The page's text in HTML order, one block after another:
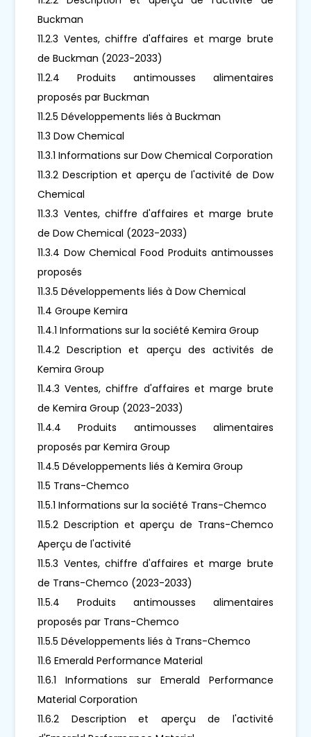
Buckman
11.2.3 Ventes, chiffre d'affaires et marge brute
de Buckman (2023-2033)
11.2.4 Produits antimousses alimentaires
proposés par Buckman
11.2.5 Développements liés à Buckman
11.3 Dow Chemical
11.3.1 Informations sur Dow Chemical Corporation
11.3.2 Description et aperçu de l'activité de Dow
Chemical
11.3.3 Ventes, chiffre d'affaires et marge brute
de Dow Chemical (2023-2033)
11.3.4 Dow Chemical Food Produits antimousses
proposés
11.3.5 Développements liés à Dow Chemical
11.4 Groupe Kemira
11.4.1 Informations sur la société Kemira Group
11.4.2 Description et aperçu des activités de
Kemira Group
11.4.3 Ventes, chiffre d'affaires et marge brute
de Kemira Group (2023-2033)
11.4.4 Produits antimousses alimentaires
proposés par Kemira Group
11.4.5 Développements liés à Kemira Group
11.5 Trans-Chemco
11.5.1 Informations sur la société Trans-Chemco
11.5.2 Description et aperçu de Trans-Chemco
Aperçu de l'activité
11.5.3 Ventes, chiffre d'affaires et marge brute
de Trans-Chemco (2023-2033)
11.5.4 Produits antimousses alimentaires
proposés par Trans-Chemco
11.5.5 Développements liés à Trans-Chemco
11.6 Emerald Performance Material
11.6.1 Informations sur Emerald Performance
Material Corporation
11.6.2 Description et aperçu de l'activité